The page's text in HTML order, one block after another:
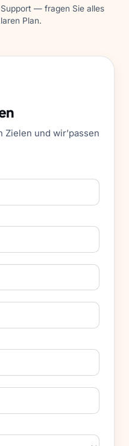
— fragen Sie alles
Plan.
Zielen und wir’passen